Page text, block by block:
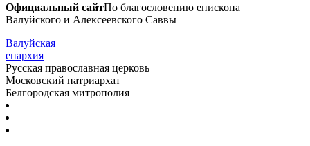
Официальный сайтПо благословению епископа
Валуйского и Алексеевского Саввы
Валуйская
епархия
Русская православная церковь
Московский патриархат
Белгородская митрополия